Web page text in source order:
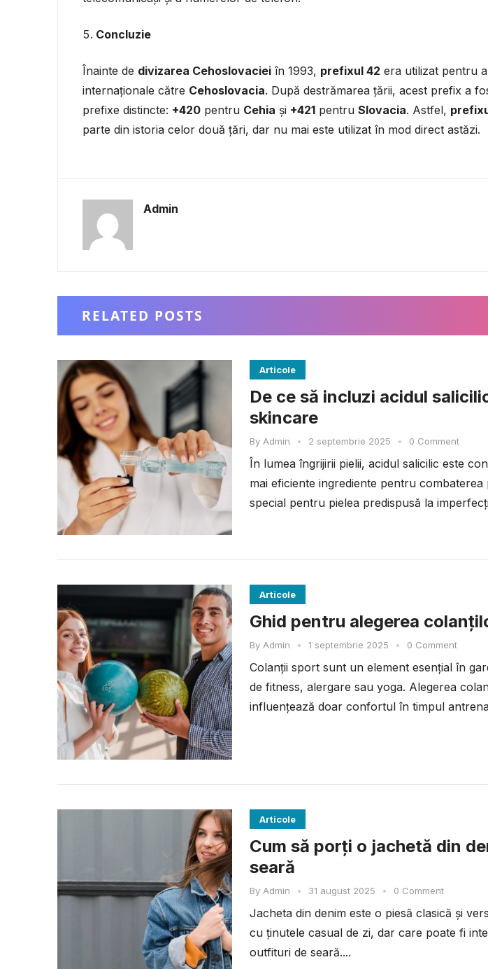
Concluzie
Înainte de divizarea Cehoslovaciei în 1993, prefixul 42 era utilizat pentru
internaționale către Cehoslovacia. După destrămarea țării, acest prefix a
prefixe distincte: +420 pentru Cehia și +421 pentru Slovacia. Astfel,
parte din istoria celor două țări, dar nu mai este utilizat în mod direct astăzi.
Admin
RELATED POSTS
Articole
De ce să incluzi acidul
skincare
By Admin • 2 septembrie 2025 • 0 Comment
În lumea îngrijirii pielii, acidul salicilic este
mai eficiente ingrediente pentru
special pentru pielea predispusă la
Articole
Ghid pentru alegerea
By Admin • 1 septembrie 2025 • 0 Comment
Colanții sport sunt un element esențial în
de fitness, alergare sau yoga. Alegerea
influențează doar confortul în timpul
Articole
Cum să porți o jachetă din
seară
By Admin • 31 august 2025 • 0 Comment
Jacheta din denim este o piesă clasică și
cu ținutele casual de zi, dar care poate fi
outfituri de seară....